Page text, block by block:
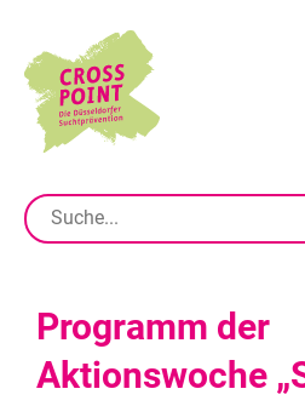
Programm der
Aktionswoche